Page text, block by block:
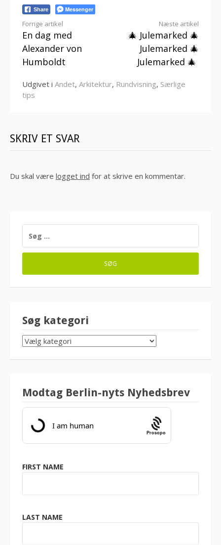
Share Messenger
Læs
videre
Forrige artikel
En dag med
Alexander von
Humboldt
Næste artikel
🎄 Julemarked 🎄
Julemarked 🎄
Julemarked 🎄
Udgivet i Andet, Arkitektur, Rundvisning, Særlige
tips
SKRIV ET SVAR
Du skal være logget ind for at skrive en kommentar.
EFTER:
Søg kategori
SØG
KATEGORI
Modtag Berlin-nyts Nyhedsbrev
Prosopo
FIRST NAME
LAST NAME